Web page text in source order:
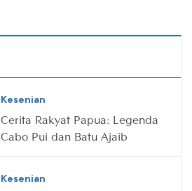
Kesenian
Cerita Rakyat Papua: Legenda
Cabo Pui dan Batu Ajaib
Kesenian